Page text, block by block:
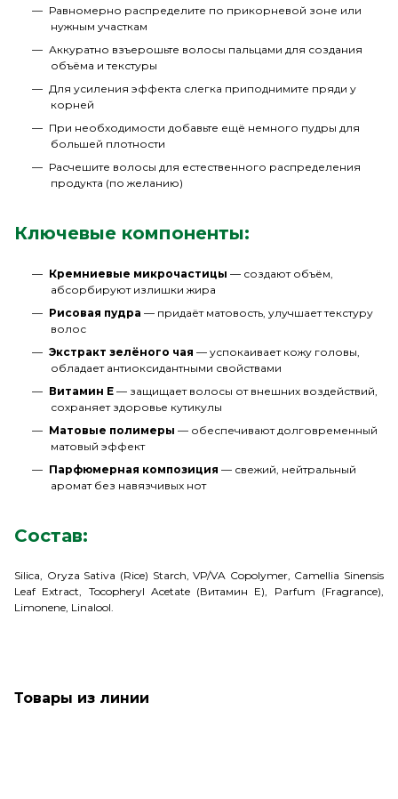
Равномерно распределите по прикорневой зоне или
нужным участкам
Аккуратно взъерошьте волосы пальцами для создания
объёма и текстуры
Для усиления эффекта слегка приподнимите пряди у
корней
При необходимости добавьте ещё немного пудры для
большей плотности
Расчешите волосы для естественного распределения
продукта (по желанию)
Ключевые компоненты:
Кремниевые микрочастицы — создают объём,
абсорбируют излишки жира
Рисовая пудра — придаёт матовость, улучшает текстуру
волос
Экстракт зелёного чая — успокаивает кожу головы,
обладает антиоксидантными свойствами
Витамин E — защищает волосы от внешних воздействий,
сохраняет здоровье кутикулы
Матовые полимеры — обеспечивают долговременный
матовый эффект
Парфюмерная композиция — свежий, нейтральный
аромат без навязчивых нот
Состав:
Silica, Oryza Sativa (Rice) Starch, VP/VA Copolymer, Camellia Sinensis
Leaf Extract, Tocopheryl Acetate (Витамин E), Parfum (Fragrance),
Limonene, Linalool.
Товары из линии